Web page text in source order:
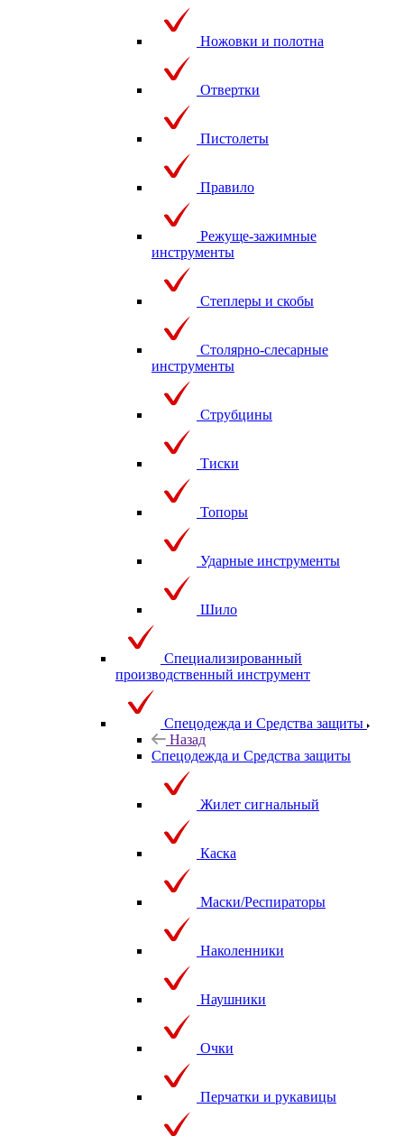
Ножовки и полотна
Отвертки
Пистолеты
Правило
Режуще-зажимные
инструменты
Степлеры и скобы
Столярно-слесарные
инструменты
Струбцины
Тиски
Топоры
Ударные инструменты
Шило
Специализированный
производственный инструмент
Спецодежда и Средства защиты
Назад
Спецодежда и Средства защиты
Жилет сигнальный
Каска
Маски/Респираторы
Наколенники
Наушники
Очки
Перчатки и рукавицы